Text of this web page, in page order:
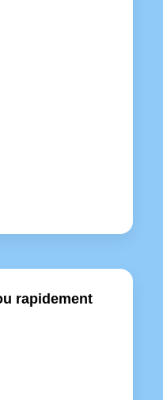
rapidement